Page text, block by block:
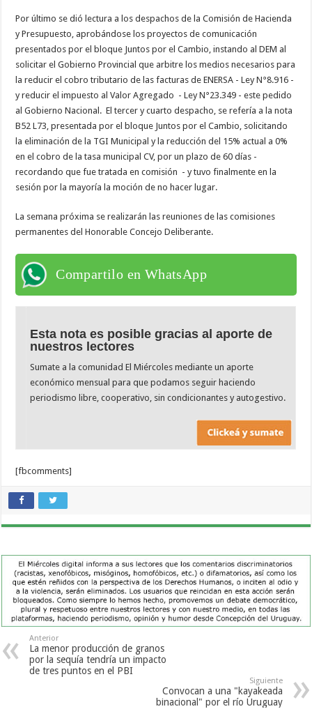
Por último se dió lectura a los despachos de la Comisión de Hacienda
y Presupuesto, aprobándose los proyectos de comunicación
presentados por el bloque Juntos por el Cambio, instando al DEM al
solicitar el Gobierno Provincial que arbitre los medios necesarios para
la reducir el cobro tributario de las facturas de ENERSA - Ley N°8.916 -
y reducir el impuesto al Valor Agregado - Ley N°23.349 - este pedido
al Gobierno Nacional. El tercer y cuarto despacho, se refería a la nota
B52 L73, presentada por el bloque Juntos por el Cambio, solicitando
la eliminación de la TGI Municipal y la reducción del 15% actual a 0%
en el cobro de la tasa municipal CV, por un plazo de 60 días -
recordando que fue tratada en comisión - y tuvo finalmente en la
sesión por la mayoría la moción de no hacer lugar.
La semana próxima se realizarán las reuniones de las comisiones
permanentes del Honorable Concejo Deliberante.
Compartilo en WhatsApp
Esta nota es posible gracias al aporte de
nuestros lectores
Sumate a la comunidad El Miércoles mediante un aporte
económico mensual para que podamos seguir haciendo
periodismo libre, cooperativo, sin condicionantes y autogestivo.
[fbcomments]
Anterior
La menor producción de granos
por la sequía tendría un impacto
de tres puntos en el PBI
Siguiente
Convocan a una "kayakeada
binacional" por el río Uruguay